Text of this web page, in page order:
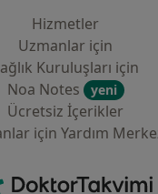
Hizmetler
Uzmanlar için
Kuruluşları için
Noa Notes
yeni
Ücretsiz İçerikler
için Yardım
DoktorTakvimi -